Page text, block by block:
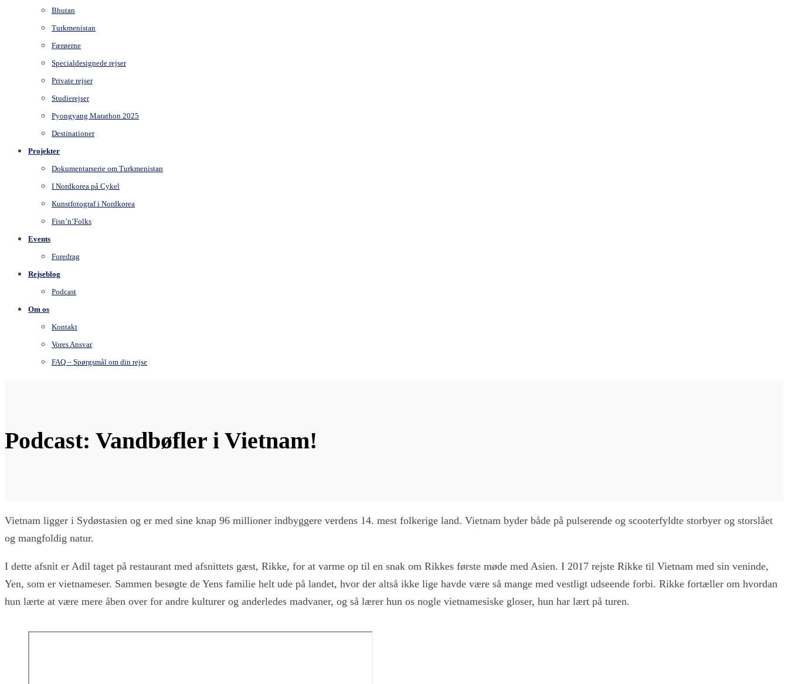
Bhutan
Turkmenistan
Færøerne
Specialdesignede rejser
Private rejser
Studierejser
Pyongyang Marathon 2025
Destinationer
Projekter
Dokumentarserie om Turkmenistan
I Nordkorea på Cykel
Kunstfotograf i Nordkorea
Fisn’n’Folks
Events
Foredrag
Rejseblog
Podcast
Om os
Kontakt
Vores Ansvar
FAQ – Spørgsmål om din rejse
Podcast: Vandbøfler i Vietnam!
Vietnam ligger i Sydøstasien og er med sine knap 96 millioner indbyggere verdens 14. mest folkerige land. Vietnam byder både på pulserende og scooterfyldte storbyer og storslået
og mangfoldig natur.
I dette afsnit er Adil taget på restaurant med afsnittets gæst, Rikke, for at varme op til en snak om Rikkes første møde med Asien. I 2017 rejste Rikke til Vietnam med sin veninde,
Yen, som er vietnameser. Sammen besøgte de Yens familie helt ude på landet, hvor der altså ikke lige havde være så mange med vestligt udseende forbi. Rikke fortæller om hvordan
hun lærte at være mere åben over for andre kulturer og anderledes madvaner, og så lærer hun os nogle vietnamesiske gloser, hun har lært på turen.